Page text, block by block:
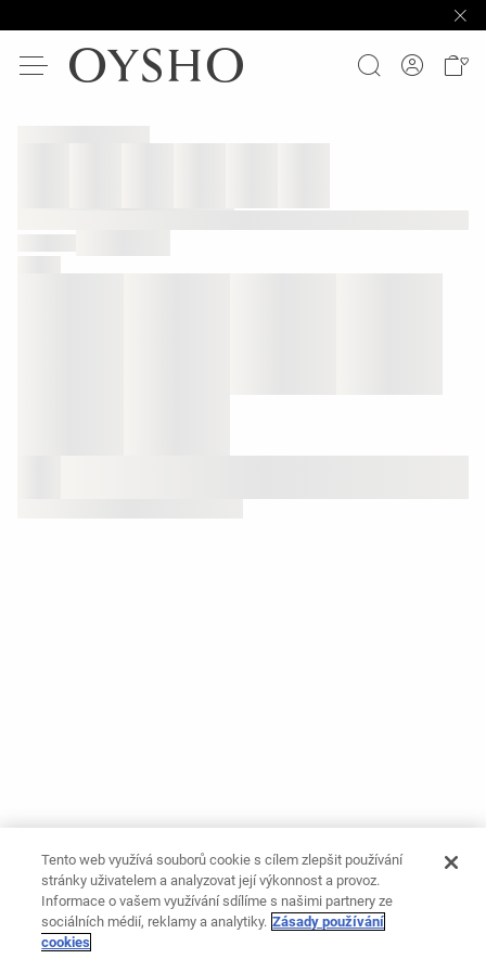
Tento web využívá souborů cookie s cílem zlepšit používání
stránky uživatelem a analyzovat její výkonnost a provoz.
Informace o vašem využívání sdílíme s našimi partnery ze
sociálních médií, reklamy a analytiky. Zásady používání
cookies